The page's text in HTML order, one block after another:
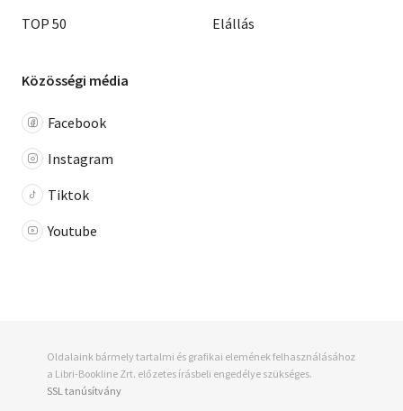
TOP 50
Elállás
Közösségi média
Facebook
Instagram
Tiktok
Youtube
Oldalaink bármely tartalmi és grafikai elemének felhasználásához
a Libri-Bookline Zrt. előzetes írásbeli engedélye szükséges.
SSL tanúsítvány